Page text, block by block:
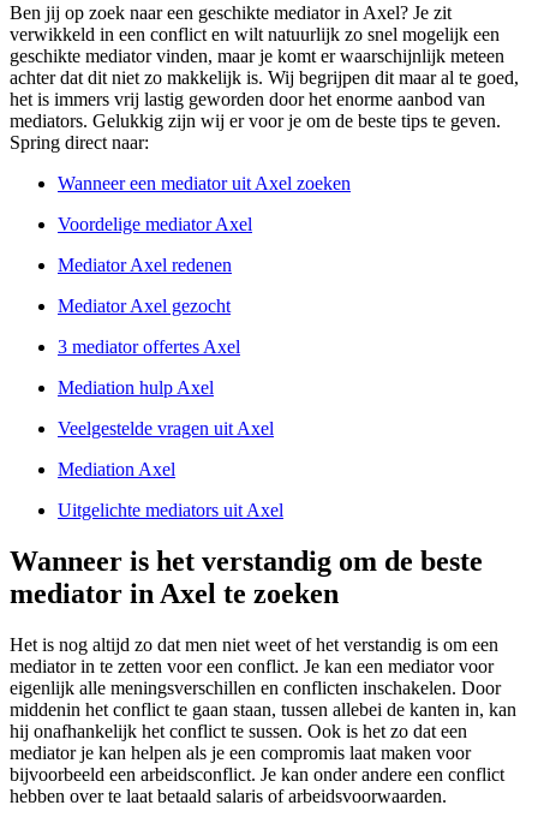
Ben jij op zoek naar een geschikte mediator in Axel? Je zit
verwikkeld in een conflict en wilt natuurlijk zo snel mogelijk een
geschikte mediator vinden, maar je komt er waarschijnlijk meteen
achter dat dit niet zo makkelijk is. Wij begrijpen dit maar al te goed,
het is immers vrij lastig geworden door het enorme aanbod van
mediators. Gelukkig zijn wij er voor je om de beste tips te geven.
Spring direct naar:
Wanneer een mediator uit Axel zoeken
Voordelige mediator Axel
Mediator Axel redenen
Mediator Axel gezocht
3 mediator offertes Axel
Mediation hulp Axel
Veelgestelde vragen uit Axel
Mediation Axel
Uitgelichte mediators uit Axel
Wanneer is het verstandig om de beste
mediator in Axel te zoeken
Het is nog altijd zo dat men niet weet of het verstandig is om een
mediator in te zetten voor een conflict. Je kan een mediator voor
eigenlijk alle meningsverschillen en conflicten inschakelen. Door
middenin het conflict te gaan staan, tussen allebei de kanten in, kan
hij onafhankelijk het conflict te sussen. Ook is het zo dat een
mediator je kan helpen als je een compromis laat maken voor
bijvoorbeeld een arbeidsconflict. Je kan onder andere een conflict
hebben over te laat betaald salaris of arbeidsvoorwaarden.